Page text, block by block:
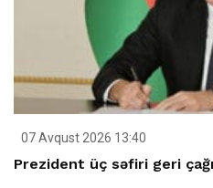
07 Avqust 2026 13:40
Prezident üç səfiri geri